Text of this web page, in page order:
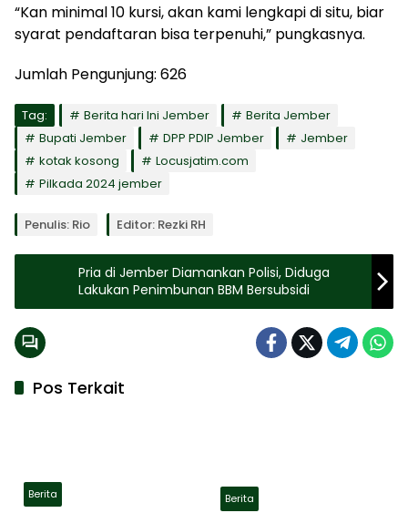
“Kan minimal 10 kursi, akan kami lengkapi di situ, biar
syarat pendaftaran bisa terpenuhi,” pungkasnya.
Jumlah Pengunjung: 626
Tag: Berita hari Ini Jember
Berita Jember
Bupati Jember
DPP PDIP Jember
Jember
kotak kosong
Locusjatim.com
Pilkada 2024 jember
Penulis: Rio Editor: Rezki RH
Pria di Jember Diamankan Polisi, Diduga
Lakukan Penimbunan BBM Bersubsidi
Pos Terkait
Berita Berita